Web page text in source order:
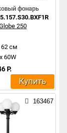
фонарь
250
62 см
60W
Р.
Купить
163467